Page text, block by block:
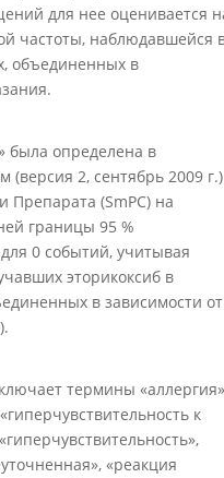
для нее оценивается
частоты, наблюдавшейся
объединенных в
была определена в
(версия 2, сентябрь 2009 г.)
Препарата (SmPC) на
границы 95 %
0 событий, учитывая
эторикоксиб в
в зависимости от
термины
к
«реакция